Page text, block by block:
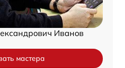
Иванов
мастера